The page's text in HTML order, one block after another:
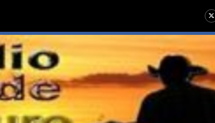
QUARTO 67 (Versão Completa) - Guilherme e Benuto (Guia DVD